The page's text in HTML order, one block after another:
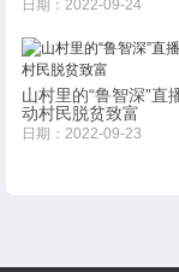
日期：2022-09-24
山村里的“鲁智深”直
动村民脱贫致富
日期：2022-09-23